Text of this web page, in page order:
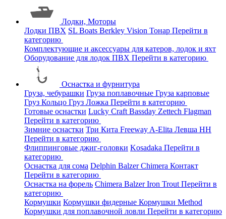
Лодки, Моторы
Лодки ПВХ SL Boats Berkley Vision Тонар Перейти в
категорию
Комплектующие и аксессуары для катеров, лодок и яхт
Оборудование для лодок ПВХ Перейти в категорию
Оснастка и фурнитура
Груза, чебурашки Груза поплавочные Груза карповые
Груз Кольцо Груз Ложка Перейти в категорию
Готовые оснастки Lucky Craft Bassday Zettech Flagman
Перейти в категорию
Зимние оснастки Три Кита Freeway A-Elita Левша НН
Перейти в категорию
Флиппинговые джиг-головки Kosadaka Перейти в
категорию
Оснастка для сома Delphin BalzerChimera Контакт
Перейти в категорию
Оснастка на форель Chimera BalzerIron Trout Перейти в
категорию
Кормушки Кормушки фидерные Кормушки Method
Кормушки для поплавочной ловли Перейти в категорию